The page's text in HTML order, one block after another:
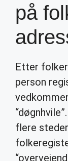
på
Etter
person
flere